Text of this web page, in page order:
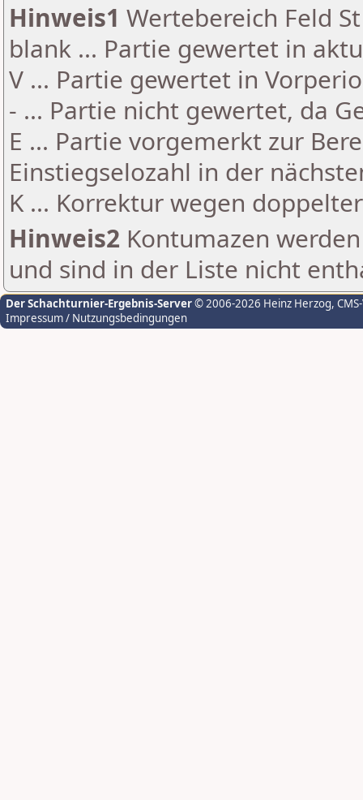
Hinweis1 Wertebereich Feld
blank ... Partie gewertet in
V ... Partie gewertet in
- ... Partie nicht gewertet, da
E ... Partie vorgemerkt zur
Einstiegselozahl in der
K ... Korrektur wegen
Hinweis2 Kontumazen
und sind in der Liste nicht
Der Schachturnier-Ergebnis-Server© 2006-2026 Heinz Herzog,
Impressum / Nutzungsbedingungen